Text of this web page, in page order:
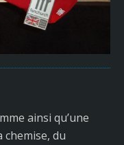
ainsi qu’une
du